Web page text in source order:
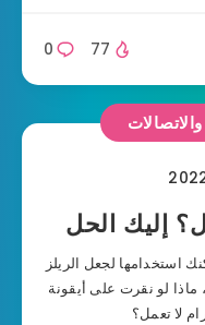
0 77
والاتصالات
إليك الحل
استخدامها لجعل الريلز
ماذا لو نقرت على أيقونة
لا تعمل؟